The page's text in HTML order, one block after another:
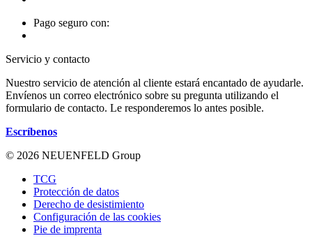
Pago seguro con:
Servicio y contacto
Nuestro servicio de atención al cliente estará encantado de ayudarle.
Envíenos un correo electrónico sobre su pregunta utilizando el
formulario de contacto. Le responderemos lo antes posible.
Escríbenos
© 2026 NEUENFELD Group
TCG
Protección de datos
Derecho de desistimiento
Configuración de las cookies
Pie de imprenta